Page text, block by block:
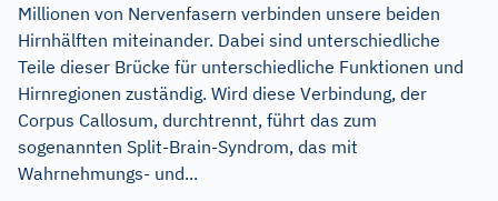
Millionen von Nervenfasern verbinden unsere beiden
Hirnhälften miteinander. Dabei sind unterschiedliche
Teile dieser Brücke für unterschiedliche Funktionen und
Hirnregionen zuständig. Wird diese Verbindung, der
Corpus Callosum, durchtrennt, führt das zum
sogenannten Split-Brain-Syndrom, das mit
Wahrnehmungs- und...